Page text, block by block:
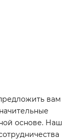
вам
основе. Наш